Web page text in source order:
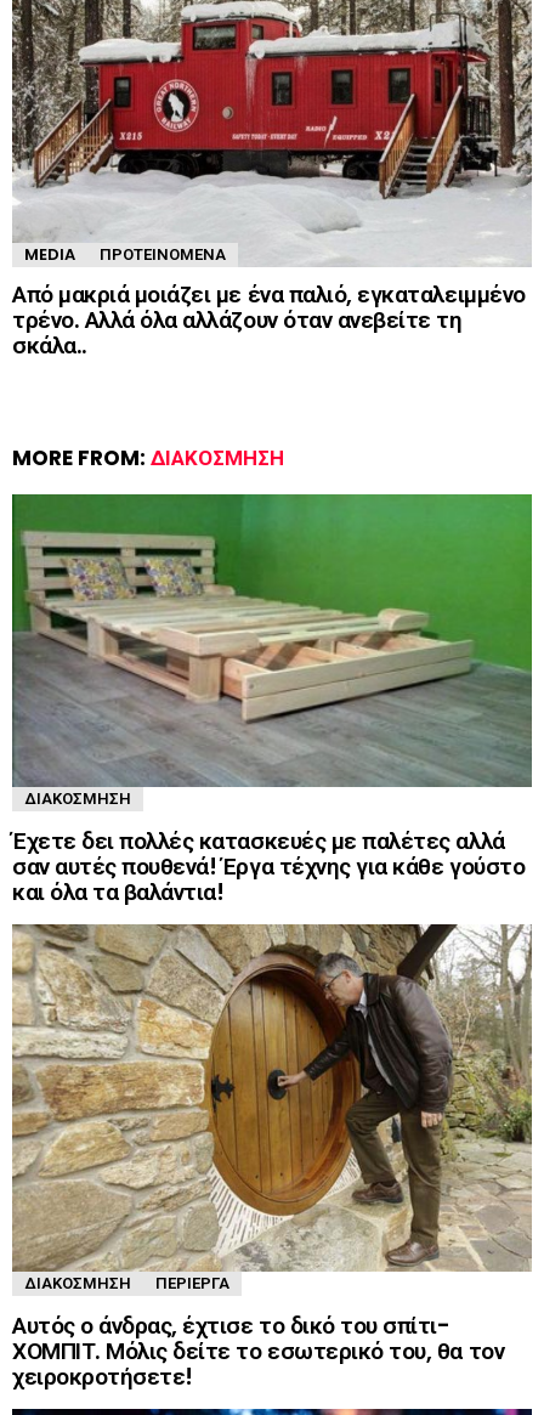
MEDIA ΠΡΟΤΕΙΝΌΜΕΝΑ
Από μακριά μοιάζει με ένα παλιό, εγκαταλειμμένο
τρένο. Αλλά όλα αλλάζουν όταν ανεβείτε τη
σκάλα..
MORE FROM: ΔΙΑΚΌΣΜΗΣΗ
ΔΙΑΚΌΣΜΗΣΗ
Έχετε δει πολλές κατασκευές με παλέτες αλλά
σαν αυτές πουθενά! Έργα τέχνης για κάθε γούστο
και όλα τα βαλάντια!
ΔΙΑΚΌΣΜΗΣΗ ΠΕΡΊΕΡΓΑ
Αυτός ο άνδρας, έχτισε το δικό του σπίτι-
ΧΟΜΠΙΤ. Μόλις δείτε το εσωτερικό του, θα τον
χειροκροτήσετε!